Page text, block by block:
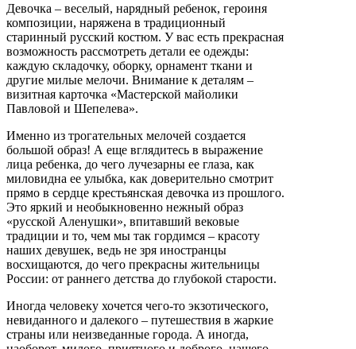
Девочка – веселый, нарядный ребенок, героиня
композиции, наряжена в традиционный
старинный русский костюм. У вас есть прекрасная
возможность рассмотреть детали ее одежды:
каждую складочку, оборку, орнамент ткани и
другие милые мелочи. Внимание к деталям –
визитная карточка «Мастерской майолики
Павловой и Шепелева».
Именно из трогательных мелочей создается
большой образ! А еще вглядитесь в выражение
лица ребенка, до чего лучезарны ее глаза, как
миловидна ее улыбка, как доверительно смотрит
прямо в сердце крестьянская девочка из прошлого.
Это яркий и необыкновенно нежный образ
«русской Аленушки», впитавший вековые
традиции и то, чем мы так гордимся – красоту
наших девушек, ведь не зря иностранцы
восхищаются, до чего прекрасны жительницы
России: от раннего детства до глубокой старости.
Иногда человеку хочется чего-то экзотического,
невиданного и далекого – путешествия в жаркие
страны или неизведанные города. А иногда,